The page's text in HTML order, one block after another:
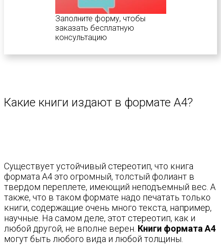
Заполните форму, чтобы
заказать бесплатную
консультацию
Какие книги издают в формате А4?
Существует устойчивый стереотип, что книга
формата А4 это огромный, толстый фолиант в
твердом переплете, имеющий неподъемный вес. А
также, что в таком формате надо печатать только
книги, содержащие очень много текста, например,
научные. На самом деле, этот стереотип, как и
любой другой, не вполне верен. Книги формата А4
могут быть любого вида и любой толщины.